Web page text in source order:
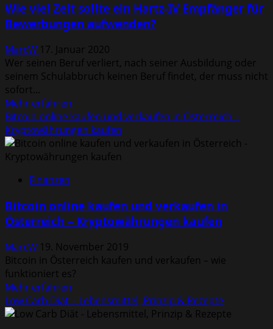
beantrage
ich
eTA?
Wie viel Zeit sollte ein Hartz-IV Empfänger für
Bewerbungen aufwenden?
MarcW 17. Januar 2020
Wer seinen Beruf verliert, nach seiner Ausbildung oder
seinem Schulabbruch keinen Beruf findet, der muss nicht
sofort...
Mehr erfahren
Informationen
über
Wie
viel
Hartz-
IV
für
Bewerbungen
aufwenden?
Bitcoin online kaufen und verkaufen in Österreich –
Kryptowährungen kaufen
Finanzen
Bitcoin online kaufen und verkaufen in
Österreich – Kryptowährungen kaufen
MarcW 19. November 2019
Bitcoin in Österreich kaufen und verkaufen – wie
funktioniert es?
Mehr erfahren
Informationen
über
Low Carb Diät – Lebensmittel, Prinzip & Rezepte